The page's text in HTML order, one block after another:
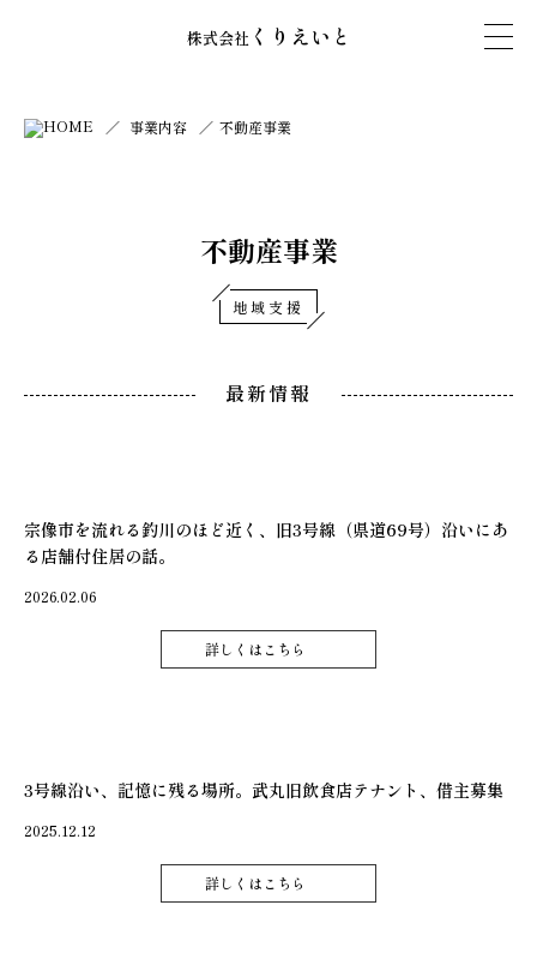
株式会社 くりえいと
HOME事業内容 不動産事業
不動産事業
地域支援
最新情報
宗像市を流れる釣川のほど近く、旧3号線（県道69号）沿いにあ
る店舗付住居の話。
2026.02.06
詳しくはこちら
3号線沿い、記憶に残る場所。武丸旧飲食店テナント、借主募集
2025.12.12
詳しくはこちら